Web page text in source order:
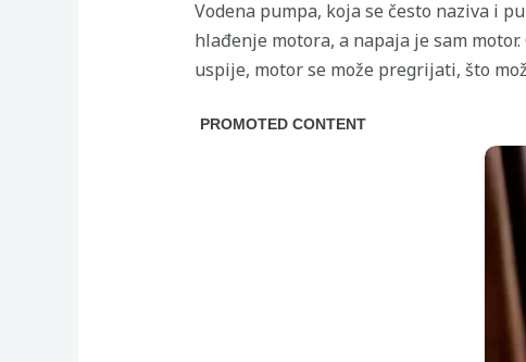
Vodena pumpa, koja se često naziva i
hlađenje motora, a napaja je sam
uspije, motor se može pregrijati, što